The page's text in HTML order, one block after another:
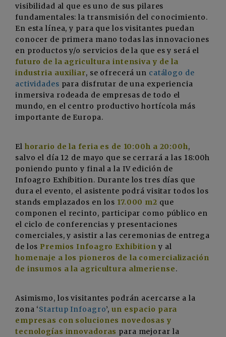
visibilidad al que es uno de sus pilares
fundamentales: la transmisión del conocimiento.
En esta línea, y para que los visitantes puedan
conocer de primera mano todas las innovaciones
en productos y/o servicios de la que es y será el
futuro de la agricultura intensiva y de la
industria auxiliar, se ofrecerá un catálogo de
actividades para disfrutar de una experiencia
inmersiva rodeada de empresas de todo el
mundo, en el centro productivo hortícola más
importante de Europa.
El horario de la feria es de 10:00h a 20:00h,
salvo el día 12 de mayo que se cerrará a las 18:00h
poniendo punto y final a la IV edición de
Infoagro Exhibition. Durante los tres días que
dura el evento, el asistente podrá visitar todos los
stands emplazados en los 17.000 m2 que
componen el recinto, participar como público en
el ciclo de conferencias y presentaciones
comerciales, y asistir a las ceremonias de entrega
de los Premios Infoagro Exhibition y al
homenaje a los pioneros de la comercialización
de insumos a la agricultura almeriense.
Asimismo, los visitantes podrán acercarse a la
zona ‘Startup Infoagro’,un espacio para
empresas con soluciones novedosas y
tecnologías innovadoras para mejorar la